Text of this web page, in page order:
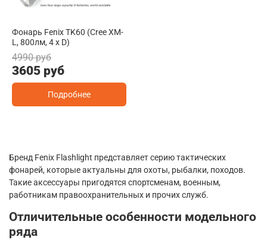
Фонарь Fenix TK60 (Cree XM-
L, 800лм, 4 x D)
4990 руб
3605 руб
Подробнее
Бренд Fenix Flashlight представляет серию тактических
фонарей, которые актуальны для охоты, рыбалки, походов.
Такие аксессуары пригодятся спортсменам, военным,
работникам правоохранительных и прочих служб.
Отличительные особенности модельного
ряда